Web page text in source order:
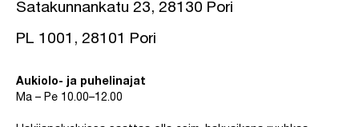
Satakunnankatu 23, 28130 Pori
PL 1001, 28101 Pori
Aukiolo- ja puhelinajat
Ma – Pe 10.00–12.00